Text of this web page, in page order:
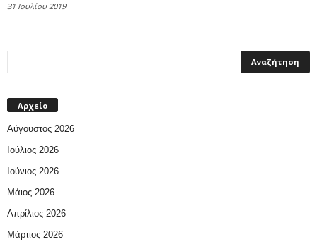
31 Ιουλίου 2019
Αρχείο
Αύγουστος 2026
Ιούλιος 2026
Ιούνιος 2026
Μάιος 2026
Απρίλιος 2026
Μάρτιος 2026